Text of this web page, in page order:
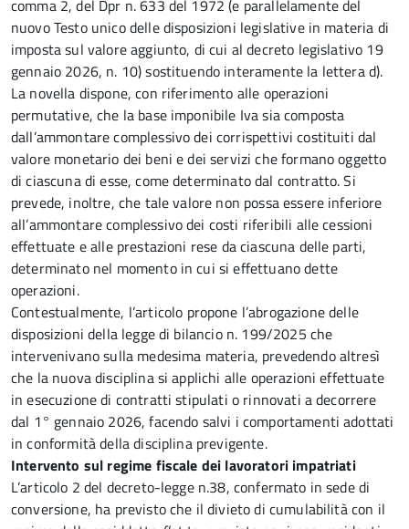
comma 2, del Dpr n. 633 del 1972 (e parallelamente del
nuovo Testo unico delle disposizioni legislative in materia di
imposta sul valore aggiunto, di cui al decreto legislativo 19
gennaio 2026, n. 10) sostituendo interamente la lettera d).
La novella dispone, con riferimento alle operazioni
permutative, che la base imponibile Iva sia composta
dall’ammontare complessivo dei corrispettivi costituiti dal
valore monetario dei beni e dei servizi che formano oggetto
di ciascuna di esse, come determinato dal contratto. Si
prevede, inoltre, che tale valore non possa essere inferiore
all’ammontare complessivo dei costi riferibili alle cessioni
effettuate e alle prestazioni rese da ciascuna delle parti,
determinato nel momento in cui si effettuano dette
operazioni.
Contestualmente, l’articolo propone l’abrogazione delle
disposizioni della legge di bilancio n. 199/2025 che
intervenivano sulla medesima materia, prevedendo altresì
che la nuova disciplina si applichi alle operazioni effettuate
in esecuzione di contratti stipulati o rinnovati a decorrere
dal 1° gennaio 2026, facendo salvi i comportamenti adottati
in conformità della disciplina previgente.
Intervento sul regime fiscale dei lavoratori impatriati
L’articolo 2 del decreto-legge n.38, confermato in sede di
conversione, ha previsto che il divieto di cumulabilità con il